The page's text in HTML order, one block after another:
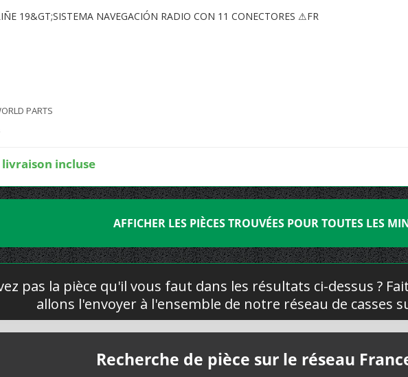
19&GT;SISTEMA NAVEGACIÓN RADIO CON 11 CONECTORES ⚠FR
PARTS
livraison incluse
AFFICHER LES PIÈCES TROUVÉES POUR TOUTES LES
pas la pièce qu'il vous faut dans les résultats ci-dessus ?
allons l'envoyer à l'ensemble de notre réseau de casses
Recherche de pièce sur le réseau